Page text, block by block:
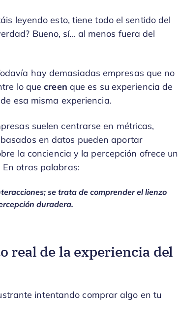
leyendo esto, tiene todo el sentido del
Bueno, sí... al menos fuera del
hay demasiadas empresas que no
lo quecreen que es su experiencia de
esa misma experiencia.
suelen centrarse en métricas,
en datos pueden aportar
la conciencia y la percepción ofrece un
otras palabras:
se trata de comprender el lienzo
duradera.
real de la experiencia del
intentando comprar algo en tu